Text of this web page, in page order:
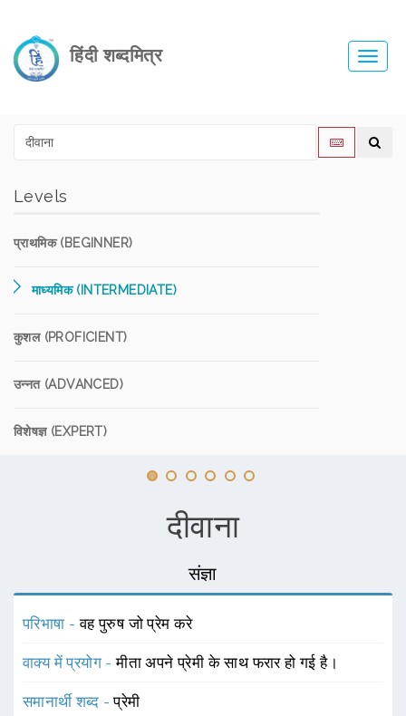
हिंदी शब्दमित्र
Levels
प्राथमिक (BEGINNER)
माध्यमिक (INTERMEDIATE)
कुशल (PROFICIENT)
उन्नत (ADVANCED)
विशेषज्ञ (EXPERT)
दीवाना
संज्ञा
परिभाषा -वह पुरुष जो प्रेम करे
वाक्य में प्रयोग -मीता अपने प्रेमी के साथ फरार हो गई है।
समानार्थी शब्द -प्रेमी